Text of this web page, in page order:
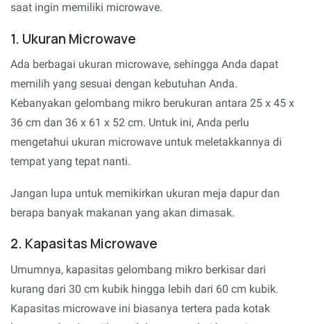
saat ingin memiliki microwave.
1. Ukuran Microwave
Ada berbagai ukuran microwave, sehingga Anda dapat
memilih yang sesuai dengan kebutuhan Anda.
Kebanyakan gelombang mikro berukuran antara 25 x 45 x
36 cm dan 36 x 61 x 52 cm. Untuk ini, Anda perlu
mengetahui ukuran microwave untuk meletakkannya di
tempat yang tepat nanti.
Jangan lupa untuk memikirkan ukuran meja dapur dan
berapa banyak makanan yang akan dimasak.
2. Kapasitas Microwave
Umumnya, kapasitas gelombang mikro berkisar dari
kurang dari 30 cm kubik hingga lebih dari 60 cm kubik.
Kapasitas microwave ini biasanya tertera pada kotak